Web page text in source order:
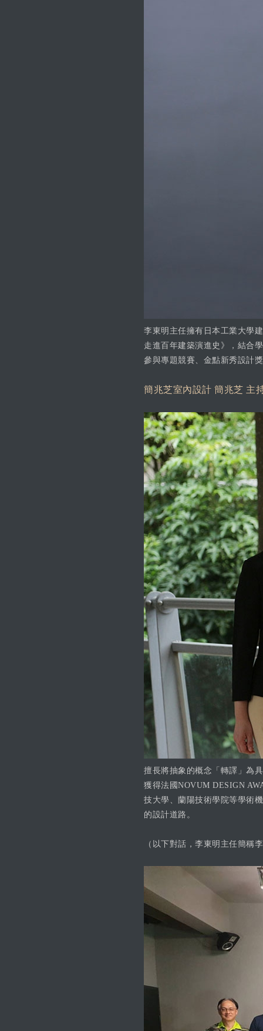
李東明主任擁有日本工業大學
走進百年建築演進史》，結合
參與專題競賽、金點新秀設計
簡兆芝室內設計 簡兆芝 主
擅長將抽象的概念「轉譯」為
獲得法國NOVUM DESIGN
技大學、蘭陽技術學院等學術
的設計道路。
（以下對話，李東明主任簡稱